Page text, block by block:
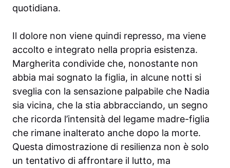
quotidiana.
Il dolore non viene quindi represso, ma viene
accolto e integrato nella propria esistenza.
Margherita condivide che, nonostante non
abbia mai sognato la figlia, in alcune notti si
sveglia con la sensazione palpabile che Nadia
sia vicina, che la stia abbracciando, un segno
che ricorda l’intensità del legame madre-figlia
che rimane inalterato anche dopo la morte.
Questa dimostrazione di resilienza non è solo
un tentativo di affrontare il lutto, ma